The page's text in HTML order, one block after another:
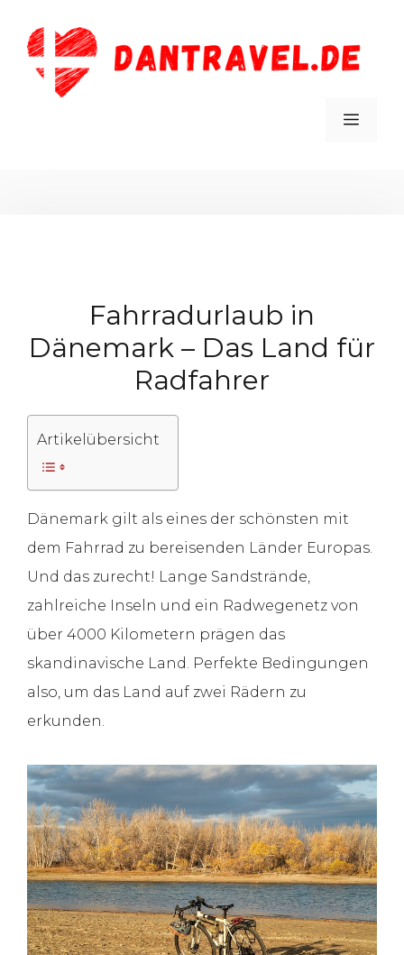
Inhalt
springen
Fahrradurlaub in
Dänemark – Das Land für
Radfahrer
Artikelübersicht
Dänemark gilt als eines der schönsten mit
dem Fahrrad zu bereisenden Länder Europas.
Und das zurecht! Lange Sandstrände,
zahlreiche Inseln und ein Radwegenetz von
über 4000 Kilometern prägen das
skandinavische Land. Perfekte Bedingungen
also, um das Land auf zwei Rädern zu
erkunden.